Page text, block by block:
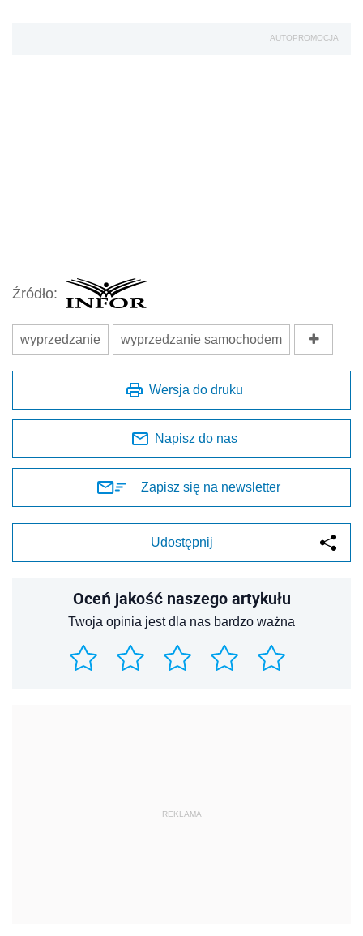
AUTOPROMOCJA
Źródło:
wyprzedzanie wyprzedzanie samochodem
Wersja do druku
Napisz do nas
Zapisz się na newsletter
Udostępnij
Oceń jakość naszego artykułu
Twoja opinia jest dla nas bardzo ważna
REKLAMA